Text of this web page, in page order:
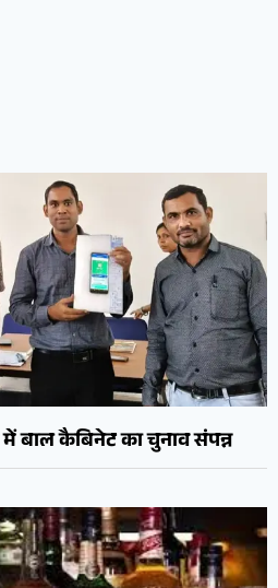
बाल कैबिनेट का चुनाव संपन्न